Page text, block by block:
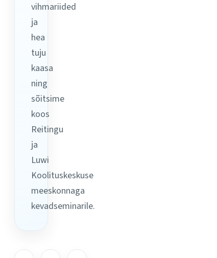
vihmariided
ja
hea
tuju
kaasa
ning
sõitsime
koos
Reitingu
ja
Luwi
Koolituskeskuse
meeskonnaga
kevadseminarile.